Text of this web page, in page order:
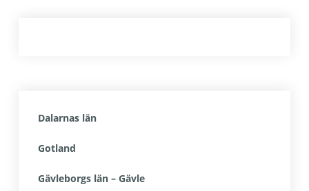
Dalarnas län
Gotland
Gävleborgs län – Gävle